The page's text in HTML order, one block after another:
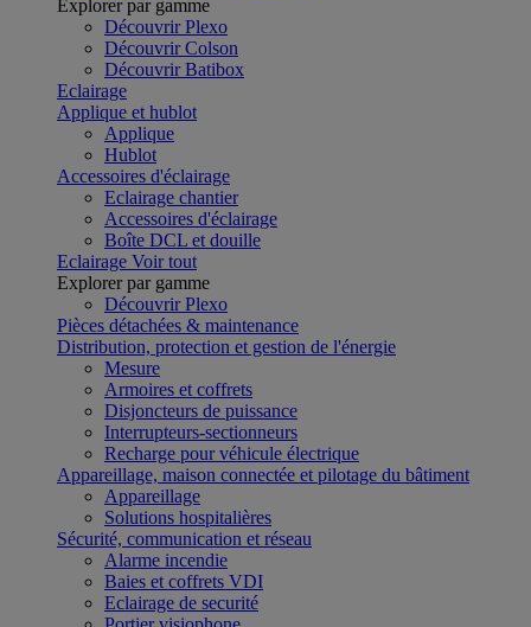
Explorer par gamme
Découvrir Plexo
Découvrir Colson
Découvrir Batibox
Eclairage
Applique et hublot
Applique
Hublot
Accessoires d'éclairage
Eclairage chantier
Accessoires d'éclairage
Boîte DCL et douille
Eclairage Voir tout
Explorer par gamme
Découvrir Plexo
Pièces détachées & maintenance
Distribution, protection et gestion de l'énergie
Mesure
Armoires et coffrets
Disjoncteurs de puissance
Interrupteurs-sectionneurs
Recharge pour véhicule électrique
Appareillage, maison connectée et pilotage du bâtiment
Appareillage
Solutions hospitalières
Sécurité, communication et réseau
Alarme incendie
Baies et coffrets VDI
Eclairage de securité